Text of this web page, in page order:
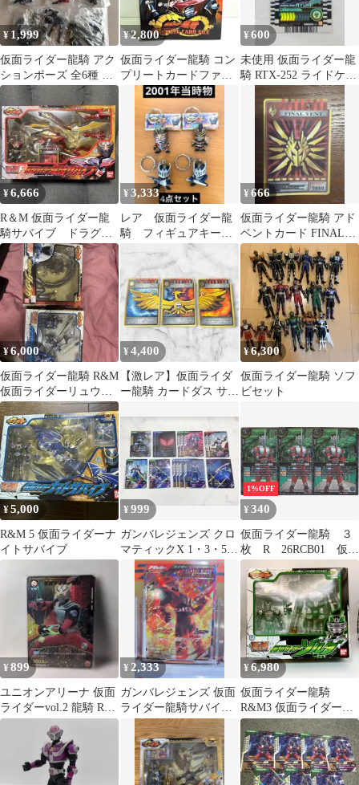
¥ 1,999
仮面ライダー龍騎 アク
ションポーズ 全6種 コ
ンプリート
¥2,800
仮面ライダー龍騎 コン
プリートカードファイ
¥600
未使用 仮面ライダー龍
騎 RTX-252 ライドケミ
ートレカ 箔押し加工
¥6,666
R＆M 仮面ライダー龍
騎サバイブ ドラグレ
ッダー フィギュア
¥3,333
レア 仮面ライダー龍
騎 フィギュアキーホ
ルダー 4体セット 当
¥666
仮面ライダー龍騎 アド
ベントカード FINAL
VENT
¥6,000
仮面ライダー龍騎 R&M
仮面ライダーリュウガ
ナイト セット
¥4,400
【激レア】仮面ライダ
ー龍騎 カードダス サバ
限 烈火
¥6,300
仮面ライダー龍騎 ソフ
ビセット
¥5,000
R&M 5 仮面ライダーナ
イトサバイブ
¥999
ガンバレジェンズ クロ
マティックX 1・3・5弾
仮面ライダー龍騎 まと
め売り
1%OFF
¥340
仮面ライダー龍騎 ３
枚 R 26RCB01 仮面
ライダー 運命の戦線
バトルスピリッツ ち
ゅうてつ 026
¥899
ユニオンアリーナ 仮面
ライダーvol.2 龍騎 R☆
パラレル
¥2,333
ガンバレジェンズ 仮面
ライダー龍騎サバイブ
LR CX06-030
¥6,980
仮面ライダー龍騎
R&M3 仮面ライダーゾ
ルダ カード未使用 バン
ダイ